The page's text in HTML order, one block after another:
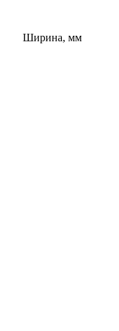
Ширина, мм